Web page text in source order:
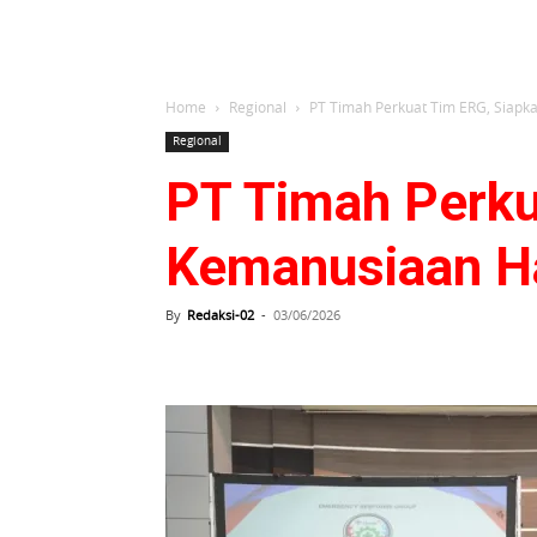
Home Regional PT Timah Perkuat Tim ERG,
Regional
PT Timah
Kemanusiaan
By Redaksi-02 - 03/06/2026